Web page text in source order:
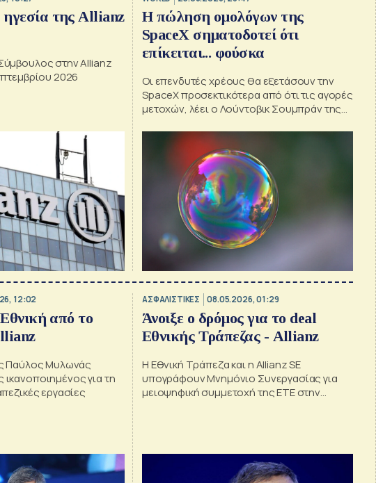
της Allianz
στην Allianz
2026
Η πώληση ομολόγων της
SpaceX σηματοδοτεί ότι
επίκειται... φούσκα
Οι επενδυτές χρέους θα εξετάσουν την
SpaceX προσεκτικότερα από ότι τις αγορές
μετοχών, λέει ο Λούντοβικ Σουμπράν της
12:02
Εθνική από το
Παύλος Μυλωνάς
για τη
εργασίες
ΑΣΦΑΛΙΣΤΙΚΕΣ 08.05.2026, 01:29
Άνοιξε ο δρόμος για το deal
Εθνικής Τράπεζας - Allianz
Η Εθνική Τράπεζα και η Allianz SE
υπογράφουν Μνημόνιο Συνεργασίας για
μειοψηφική συμμετοχή της ΕΤΕ στην